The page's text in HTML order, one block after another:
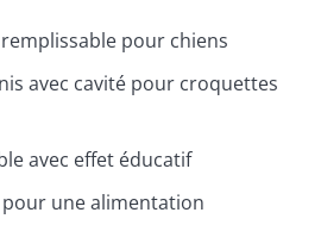
pour chiens
avec cavité pour croquettes
avec effet éducatif
une alimentation